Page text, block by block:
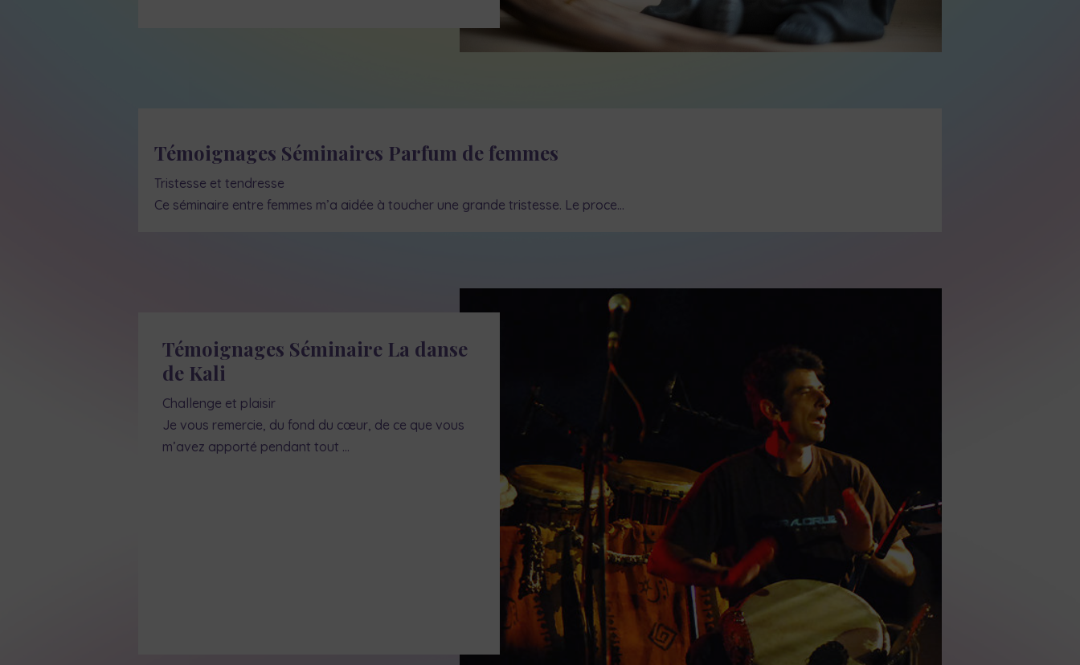
Témoignages Séminaires Parfum de femmes
Tristesse et tendresse
Ce séminaire entre femmes m’a aidée à toucher une grande tristesse. Le proce…
Témoignages Séminaire La danse
de Kali
Challenge et plaisir
Je vous remercie, du fond du cœur, de ce que vous
m’avez apporté pendant tout …